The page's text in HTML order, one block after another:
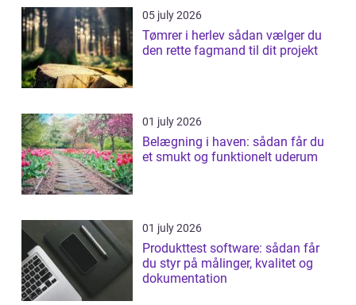
05 july 2026
Tømrer i herlev sådan vælger du
den rette fagmand til dit projekt
01 july 2026
Belægning i haven: sådan får du
et smukt og funktionelt uderum
01 july 2026
Produkttest software: sådan får
du styr på målinger, kvalitet og
dokumentation